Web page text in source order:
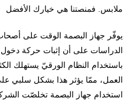
ملابس. فمنصتنا هي خيارك الأفضل
يوفّر جهاز البصمة الوقت على
الدراسات على أن إثبات حركة
باستخدام النظام الورقيّ يستهلك
العمل، ممّا يؤثر هذا بشكل سلبي على
استخدام جهاز البصمة تخلصّت